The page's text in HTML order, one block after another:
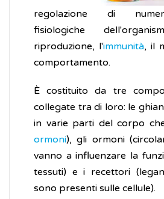
regolazione di
fisiologiche
riproduzione, l'immunità, il
comportamento.
È costituito da tre
collegate tra di loro: le
in varie parti del corpo
ormoni), gli ormoni
vanno a influenzare la
tessuti) e i recettori
sono presenti sulle cellule).